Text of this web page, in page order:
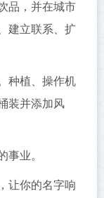
品，并在城市
建立联系、扩
种植、操作机
装并添加风
事业。
让你的名字响